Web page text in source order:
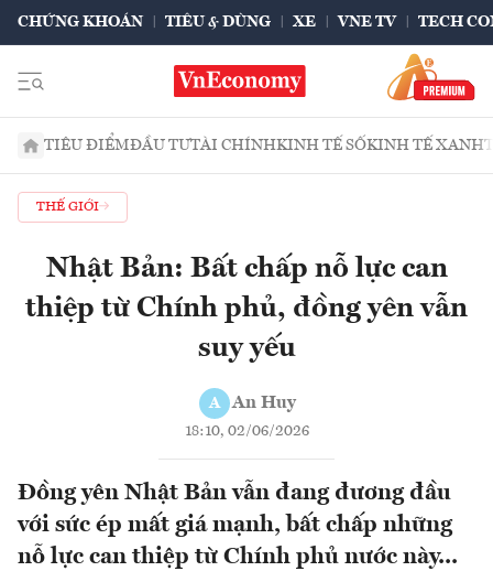
CHỨNG KHOÁN TIÊU & DÙNG XE VNE TV TECH
TIÊU ĐIỂMĐẦU TƯTÀI CHÍNHKINH TẾ SỐKINH TẾ XANH
THẾ GIỚI
Nhật Bản: Bất chấp nỗ lực can
thiệp từ Chính phủ, đồng yên vẫn
suy yếu
A An Huy
18:10, 02/06/2026
Đồng yên Nhật Bản vẫn đang đương đầu
với sức ép mất giá mạnh, bất chấp những
nỗ lực can thiệp từ Chính phủ nước này...